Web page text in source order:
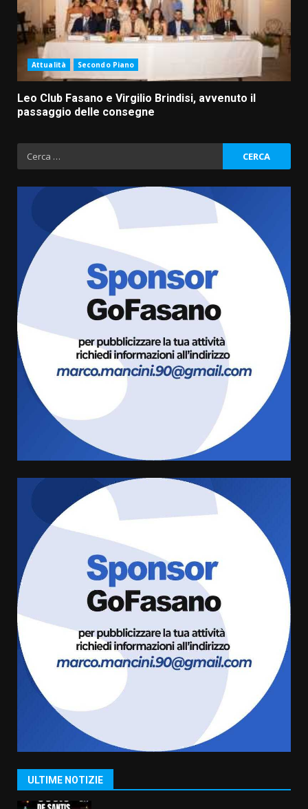
Attualità Secondo Piano
Leo Club Fasano e Virgilio Brindisi, avvenuto il
passaggio delle consegne
Ricerca
per:
ULTIME NOTIZIE
Politiche Giovanili e Mobilità
Sostenibile: premiati gli studenti
universitari del bando “La strada
giusta”
8 Agosto 2026 07:15
“I Contestatori: Musica di
Rivoluzione”: nuovo
appuntamento con “Fasano in
Banda”
amarezza per esclusione dal
campionato di calcio”
7 Agosto 2026 06:00
Fasanese ferito a colpi di arma
da fuoco
6 Agosto 2026 18:13
Carta d’identità: continua il piano
di aperture straordinarie del
Comune di Fasano
6 Agosto 2026 14:16
1
La Banda Città di Fasano apre
ufficialmente la Festa di